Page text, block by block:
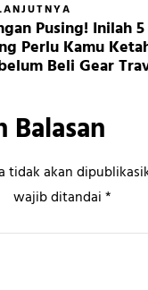
Pusing! Inilah
Perlu Kamu
Beli Gear
Balasan
tidak akan
wajib ditandai*